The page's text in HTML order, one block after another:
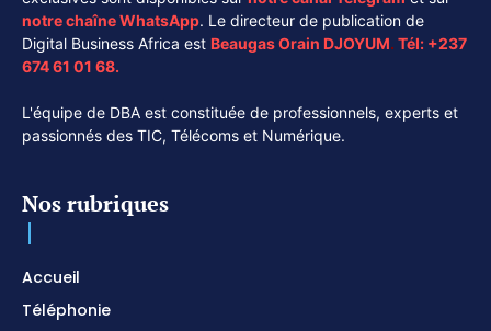
notre chaîneWhatsApp. Le directeur de publication de
Digital Business Africa est Beaugas Orain DJOYUM. Tél: +237
674 61 01 68.
L'équipe de DBA est constituée de professionnels, experts et
passionnés des TIC, Télécoms et Numérique.
Nos rubriques
Accueil
Téléphonie